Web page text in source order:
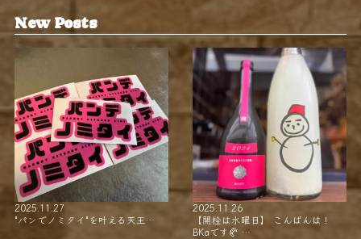
New Posts
2025.11.27
"パンでノミタイ"を叶える天王…
2025.11.26
【開栓は水曜日】 こんばんは！
BKaです🥐 …